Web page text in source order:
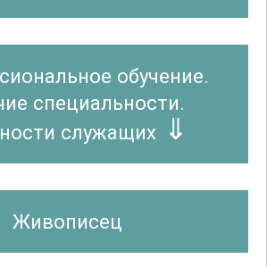
обучение.
специальности.
служащих
Живописец